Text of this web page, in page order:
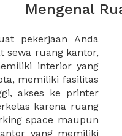
Mengenal
pekerjaan Anda
sewa ruang kantor,
interior yang
memiliki fasilitas
akses ke printer
karena ruang
space maupun
yang memiliki
Tanda Domisili
dan atau akte
usaha Anda.
proses sewa
yang akan anda
calon
untuk sewa
karena harga